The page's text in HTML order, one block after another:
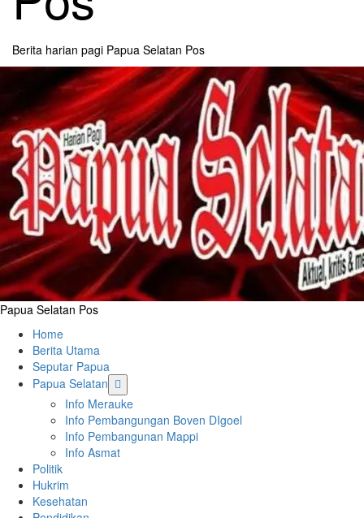
Berita harian pagi Papua Selatan Pos
Primary
Papua Selatan Pos
Home
Berita Utama
Seputar Papua
Papua Selatan
Info Merauke
Info Pembangungan Boven DIgoel
Info Pembangunan Mappi
Info Asmat
Politik
Hukrim
Kesehatan